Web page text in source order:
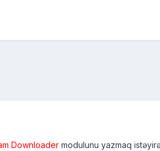
Downloader modulunu yazmaq